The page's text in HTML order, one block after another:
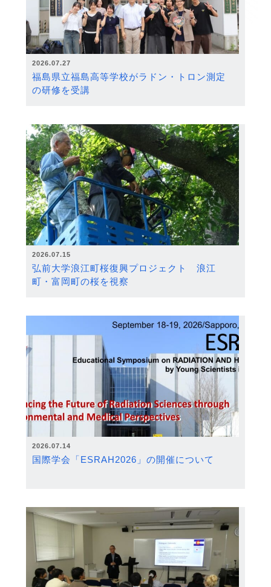
2026.07.27
福島県立福島高等学校がラドン・トロン測定
の研修を受講
2026.07.15
弘前大学浪江町桜復興プロジェクト 浪江
町・富岡町の桜を視察
2026.07.14
国際学会「ESRAH2026」の開催について